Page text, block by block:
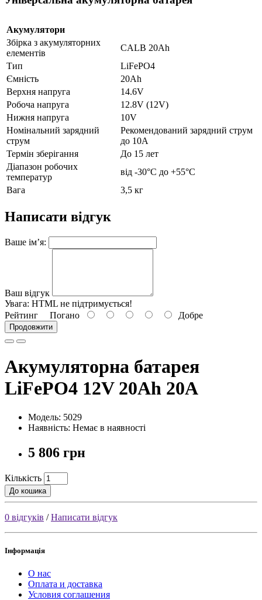
Акумулятори
Збірка з акумуляторних
елементів
CALB 20Ah
Тип
LiFePO4
Ємність
20Ah
Верхня напруга
14.6V
Робоча напруга
12.8V (12V)
Нижня напруга
10V
Номінальний зарядний
струм
Рекомендований зарядний струм
до 10А
Термін зберігання
До 15 лет
Діапазон робочих
температур
від -30°C до +55°C
Вага
3,5 кг
Написати відгук
Ваше ім’я:
Ваш відгук
Увага: HTML не підтримується!
Рейтинг Погано Добре
Продовжити
Акумуляторна батарея
LiFePO4 12V 20Ah 20А
Модель: 5029
Наявність: Немає в наявності
5 806 грн
Кількість
До кошика
0 відгуків /Написати відгук
Інформація
О нас
Оплата и доставка
Условия соглашения